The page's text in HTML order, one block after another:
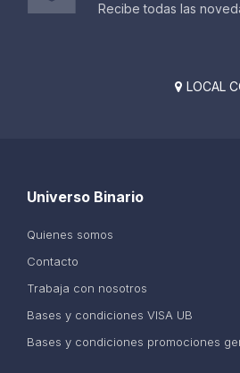
Recibe todas las
 LOCAL
Universo Binario
Quienes somos
Contacto
Trabaja con nosotros
Bases y condiciones VISA UB
Bases y condiciones promociones